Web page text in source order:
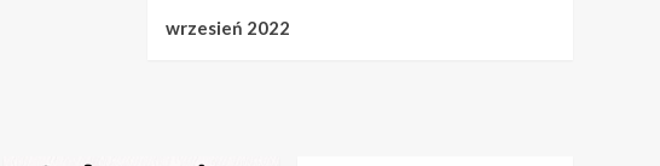
wrzesień 2022